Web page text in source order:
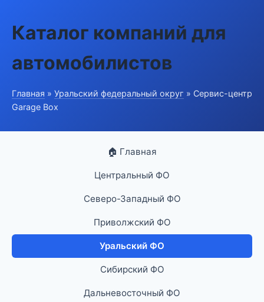
Каталог компаний для
автомобилистов
Главная » Уральский федеральный округ » Сервис-центр
Garage Box
🏠 Главная
Центральный ФО
Северо-Западный ФО
Приволжский ФО
Уральский ФО
Сибирский ФО
Дальневосточный ФО